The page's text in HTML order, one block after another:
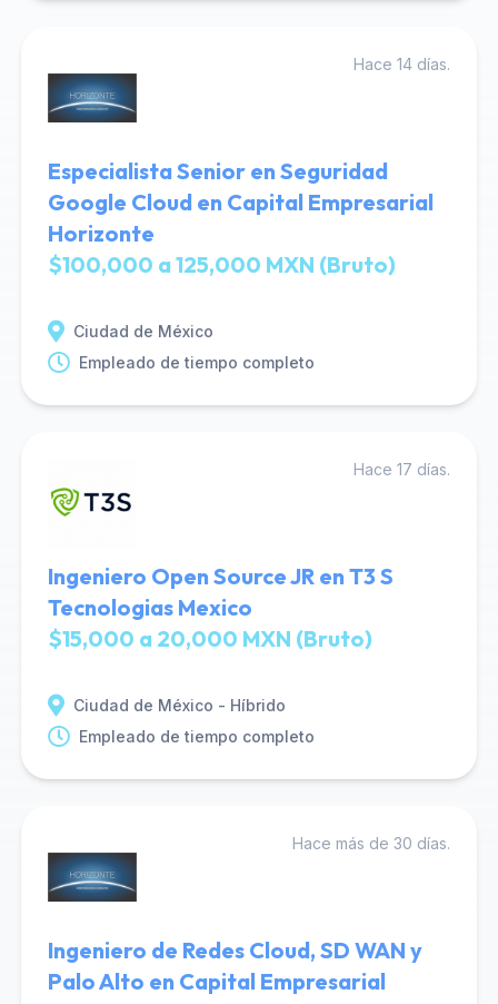
Hace 14 días.
Especialista Senior en Seguridad
Google Cloud en Capital Empresarial
Horizonte
$100,000 a 125,000 MXN (Bruto)
Ciudad de México
Empleado de tiempo completo
Hace 17 días.
Ingeniero Open Source JR en T3 S
Tecnologias Mexico
$15,000 a 20,000 MXN (Bruto)
Ciudad de México - Híbrido
Empleado de tiempo completo
Hace más de 30 días.
Ingeniero de Redes Cloud, SD WAN y
Palo Alto en Capital Empresarial